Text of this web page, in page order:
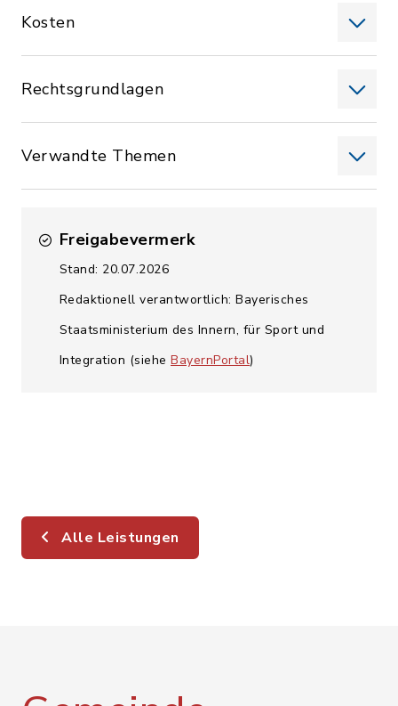
Kosten
Rechtsgrundlagen
Verwandte Themen
Freigabevermerk
Stand: 20.07.2026
Redaktionell verantwortlich: Bayerisches
Staatsministerium des Innern, für Sport und
Integration (siehe BayernPortal)
Alle Leistungen